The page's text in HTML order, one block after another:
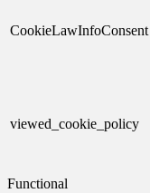
CookieLawInfoConsent
viewed_cookie_policy
Functional